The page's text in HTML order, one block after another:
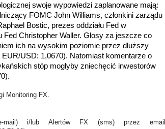
swoje wypowiedzi zaplanowane mają:
FOMC John Williams, członkini zarządu
Bostic, prezes oddziału Fed w
Christopher Waller. Głosy za jeszcze co
ich na wysokim poziomie przez dłuższy
USD: 1,0670). Natomiast komentarze o
stóp mogłyby zniechęcić inwestorów
Monitoring FX.
mail) i/lub Alertów FX (sms) przez email